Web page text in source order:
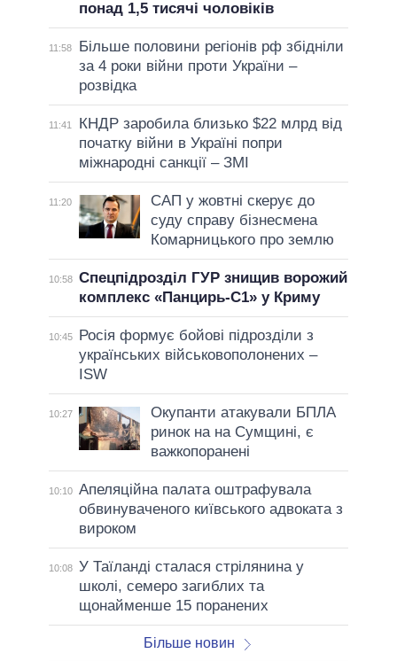
понад 1,5 тисячі чоловіків
11:58
Більше половини регіонів рф збідніли
за 4 роки війни проти України –
розвідка
11:41
КНДР заробила близько $22 млрд від
початку війни в Україні попри
міжнародні санкції – ЗМІ
11:20
САП у жовтні скерує до
суду справу бізнесмена
Комарницького про землю
10:58 Спецпідрозділ ГУР знищив ворожий
комплекс «Панцирь-С1» у Криму
10:45
Росія формує бойові підрозділи з
українських військовополонених –
ISW
10:27
Окупанти атакували БПЛА
ринок на на Сумщині, є
важкопоранені
10:10 Апеляційна палата оштрафувала
обвинуваченого київського адвоката з
вироком
10:08 У Таїланді сталася стрілянина у
школі, семеро загиблих та
щонайменше 15 поранених
Більше новин